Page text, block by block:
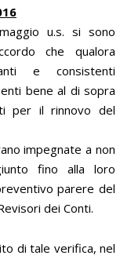
u.s. si sono
che qualora
e consistenti
bene al di sopra
per il rinnovo del
impegnate a non
fino alla loro
parere del
dei Conti.
di tale verifica, nel